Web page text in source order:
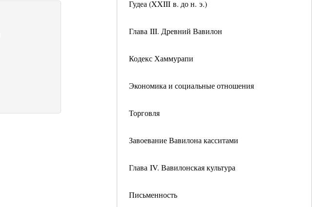
Гудеа (XXIII в. до н. э.)
Глава III. Древний Вавилон
Кодекс Хаммурапи
Экономика и социальные отношения
Торговля
Завоевание Вавилона касситами
Глава IV. Вавилонская культура
Письменность